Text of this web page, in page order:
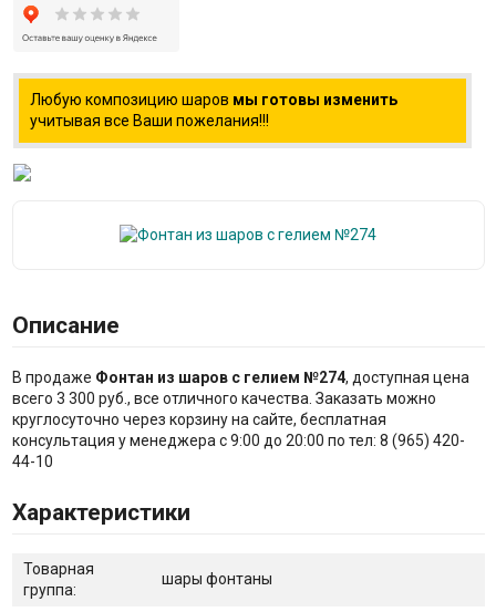
Любую композицию шаров мы готовы изменить
учитывая все Ваши пожелания!!!
Описание
В продаже Фонтан из шаров с гелием №274, доступная цена
всего 3 300 руб., все отличного качества. Заказать можно
круглосуточно через корзину на сайте, бесплатная
консультация у менеджера с 9:00 до 20:00 по тел: 8 (965) 420-
44-10
Характеристики
Товарная
группа:
шары фонтаны